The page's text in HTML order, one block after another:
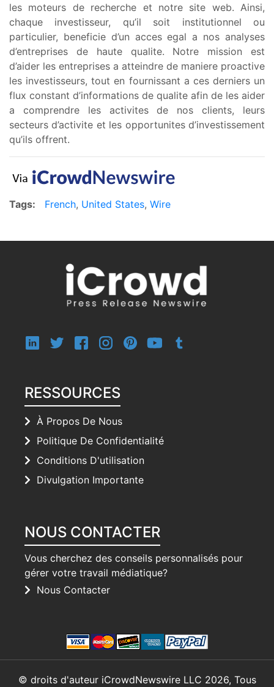
les moteurs de recherche et notre site web. Ainsi,
chaque investisseur, qu’il soit institutionnel ou
particulier, beneficie d’un acces egal a nos analyses
d’entreprises de haute qualite. Notre mission est
d’aider les entreprises a atteindre de maniere proactive
les investisseurs, tout en fournissant a ces derniers un
flux constant d’informations de qualite afin de les aider
a comprendre les activites de nos clients, leurs
secteurs d’activite et les opportunites d’investissement
qu’ils offrent.
Tags: French, United States, Wire
RESSOURCES
À Propos De Nous
Politique De Confidentialité
Conditions D'utilisation
Divulgation Importante
NOUS CONTACTER
Vous cherchez des conseils personnalisés pour
gérer votre travail médiatique?
Nous Contacter
© droits d'auteur iCrowdNewswire LLC 2026, Tous